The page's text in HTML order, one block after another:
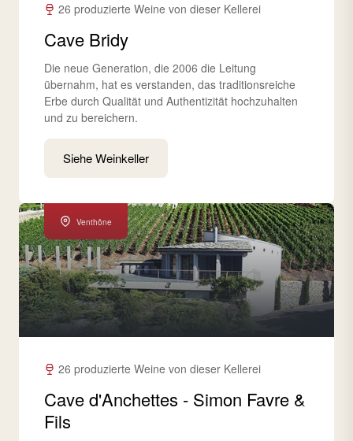
26 produzierte Weine von dieser Kellerei
Cave Bridy
Die neue Generation, die 2006 die Leitung
übernahm, hat es verstanden, das traditionsreiche
Erbe durch Qualität und Authentizität hochzuhalten
und zu bereichern.
Siehe Weinkeller
Venthône
26 produzierte Weine von dieser Kellerei
Cave d'Anchettes - Simon Favre &
Fils